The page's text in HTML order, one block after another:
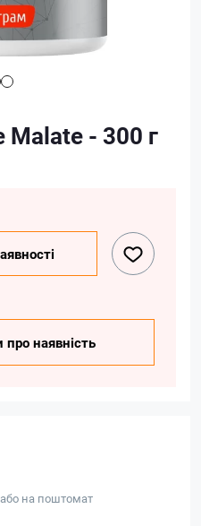
- 300 г
про наявність
або на поштомат